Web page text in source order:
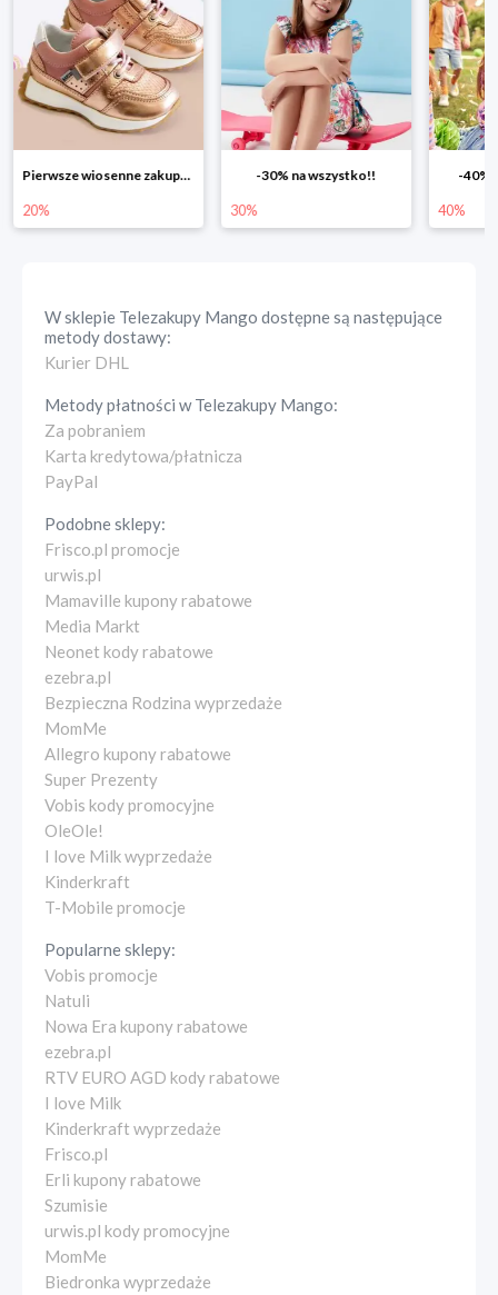
Pierwsze wiosenne zakupy -20%
20%
-30% na wszystko!!
30%
-40%
40%
W sklepie Telezakupy Mango dostępne są następujące
metody dostawy:
Kurier DHL
Metody płatności wTelezakupy Mango:
Za pobraniem
Karta kredytowa/płatnicza
PayPal
Podobne sklepy:
Frisco.pl promocje
urwis.pl
Mamaville kupony rabatowe
Media Markt
Neonet kody rabatowe
ezebra.pl
Bezpieczna Rodzina wyprzedaże
MomMe
Allegro kupony rabatowe
Super Prezenty
Vobis kody promocyjne
OleOle!
I love Milk wyprzedaże
Kinderkraft
T-Mobile promocje
Popularne sklepy:
Vobis promocje
Natuli
Nowa Era kupony rabatowe
ezebra.pl
RTV EURO AGD kody rabatowe
I love Milk
Kinderkraft wyprzedaże
Frisco.pl
Erli kupony rabatowe
Szumisie
urwis.pl kody promocyjne
MomMe
Biedronka wyprzedaże